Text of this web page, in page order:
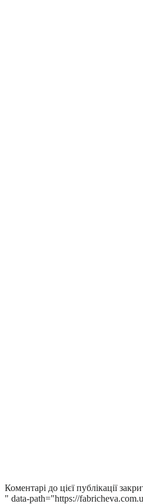
Коментарі до цієї публікації
" data-path="https://